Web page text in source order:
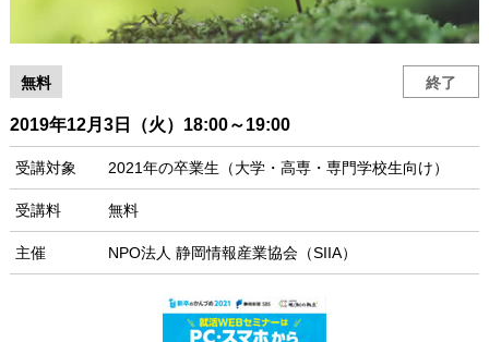
無料 終了
2019年12月3日（火）18:00～19:00
受講対象 2021年の卒業生（大学・高専・専門学校生向け）
受講料 無料
主催 NPO法人 静岡情報産業協会（SIIA）